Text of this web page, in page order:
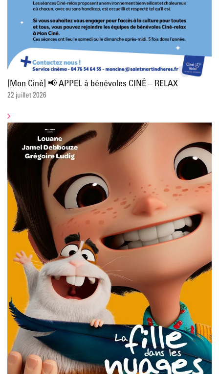
[Mon Ciné] 📢 APPEL à bénévoles CINÉ – RELAX
22 juillet 2026